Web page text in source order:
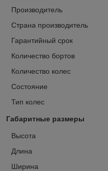
Производитель
Страна производитель
Гарантийный срок
Количество бортов
Количество колес
Состояние
Тип колес
Габаритные размеры
Высота
Длина
Ширина